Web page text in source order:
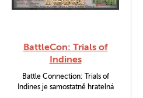
BattleCon: Trials of
Indines
Battle Connection: Trials of
Indines je samostatně hratelná